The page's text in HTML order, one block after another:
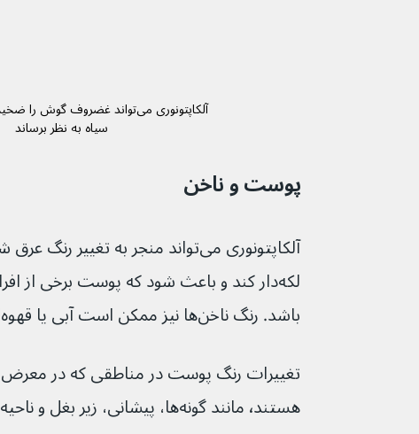
آلکاپتونوری می‌تواند غضروف گوش
سیاه به نظر برساند
پوست و ناخن
لکه‌دار کند و باعث شود که پوست برخی از
باشد. رنگ ناخن‌ها نیز ممکن است آبی یا قهوه‌ای شود.
تغییرات رنگ پوست در مناطقی که در
هستند٬ مانند گونه‌ها، پیشانی، زیر بغل و ناحیه تناسلی آشکارتر است.